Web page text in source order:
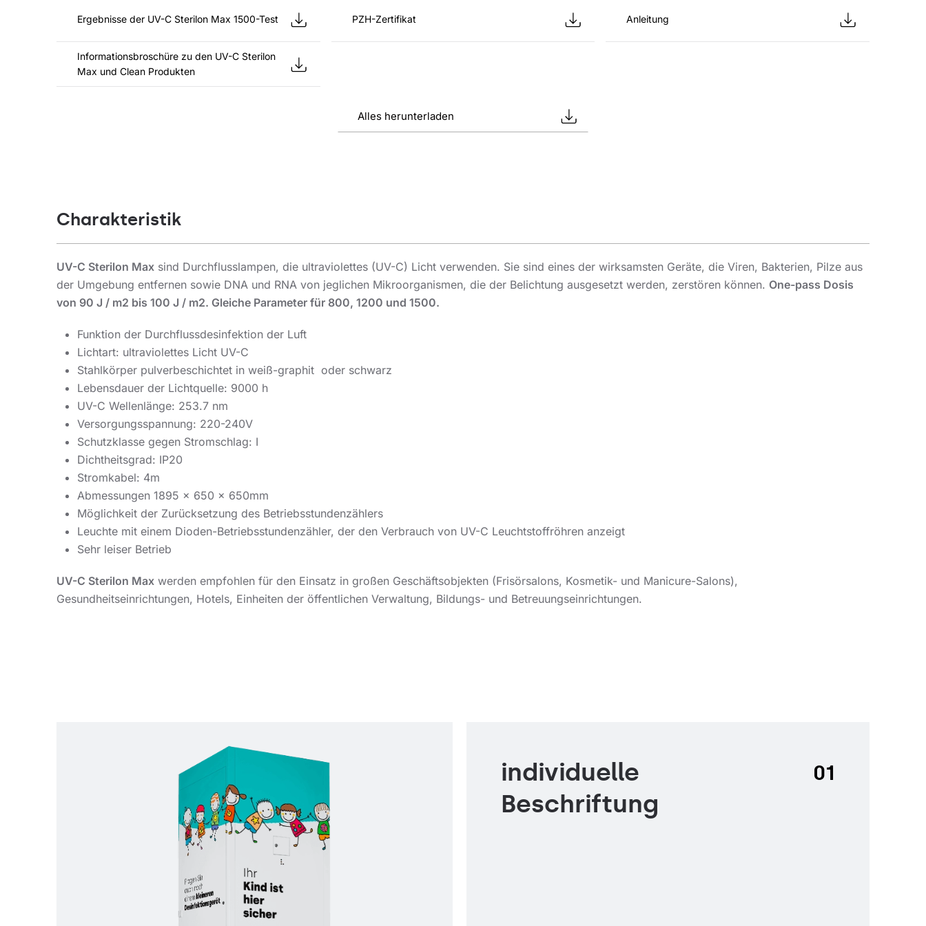
Ergebnisse der UV-C Sterilon Max 1500-Test PZH-Zertifikat Anleitung
Informationsbroschüre zu den UV-C Sterilon
Max und Clean Produkten
Alles herunterladen
Charakteristik
UV-C Sterilon Max sind Durchflusslampen, die ultraviolettes (UV-C) Licht verwenden. Sie sind eines der wirksamsten Geräte, die Viren, Bakterien, Pilze aus
der Umgebung entfernen sowie DNA und RNA von jeglichen Mikroorganismen, die der Belichtung ausgesetzt werden, zerstören können. One-pass Dosis
von 90 J / m2 bis 100 J / m2. Gleiche Parameter für 800, 1200 und 1500.
Funktion der Durchflussdesinfektion der Luft
Lichtart: ultraviolettes Licht UV-C
Stahlkörper pulverbeschichtet in weiß-graphit oder schwarz
Lebensdauer der Lichtquelle: 9000 h
UV-C Wellenlänge: 253.7 nm
Versorgungsspannung: 220-240V
Schutzklasse gegen Stromschlag: I
Dichtheitsgrad: IP20
Stromkabel: 4m
Abmessungen 1895 x 650 x 650mm
Möglichkeit der Zurücksetzung des Betriebsstundenzählers
Leuchte mit einem Dioden-Betriebsstundenzähler, der den Verbrauch von UV-C Leuchtstoffröhren anzeigt
Sehr leiser Betrieb
UV-C Sterilon Max werden empfohlen für den Einsatz in großen Geschäftsobjekten (Frisörsalons, Kosmetik- und Manicure-Salons),
Gesundheitseinrichtungen, Hotels, Einheiten der öffentlichen Verwaltung, Bildungs- und Betreuungseinrichtungen.
01
individuelle
Beschriftung